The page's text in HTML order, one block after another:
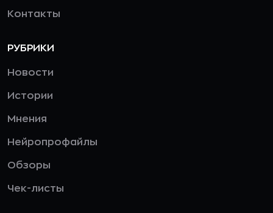
Контакты
РУБРИКИ
Новости
Истории
Мнения
Нейропрофайлы
Обзоры
Чек-листы